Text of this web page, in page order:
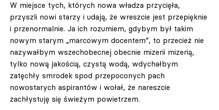
W miejsce tych, których nowa władza przycięła,
przyszli nowi starzy i udają, że wreszcie jest przepięknie
i przenormalnie. Ja ich rozumiem, gdybym był takim
nowym starym „marcowym docentem”, to przecież nie
nazywałbym wszechobecnej obecnie mizerii mizerią,
tylko nową jakością, czystą wodą, wdychałbym
zatęchły smrodek spod przepoconych pach
nowostarych aspirantów i wołał, że nareszcie
zachłystuję się świeżym powietrzem.